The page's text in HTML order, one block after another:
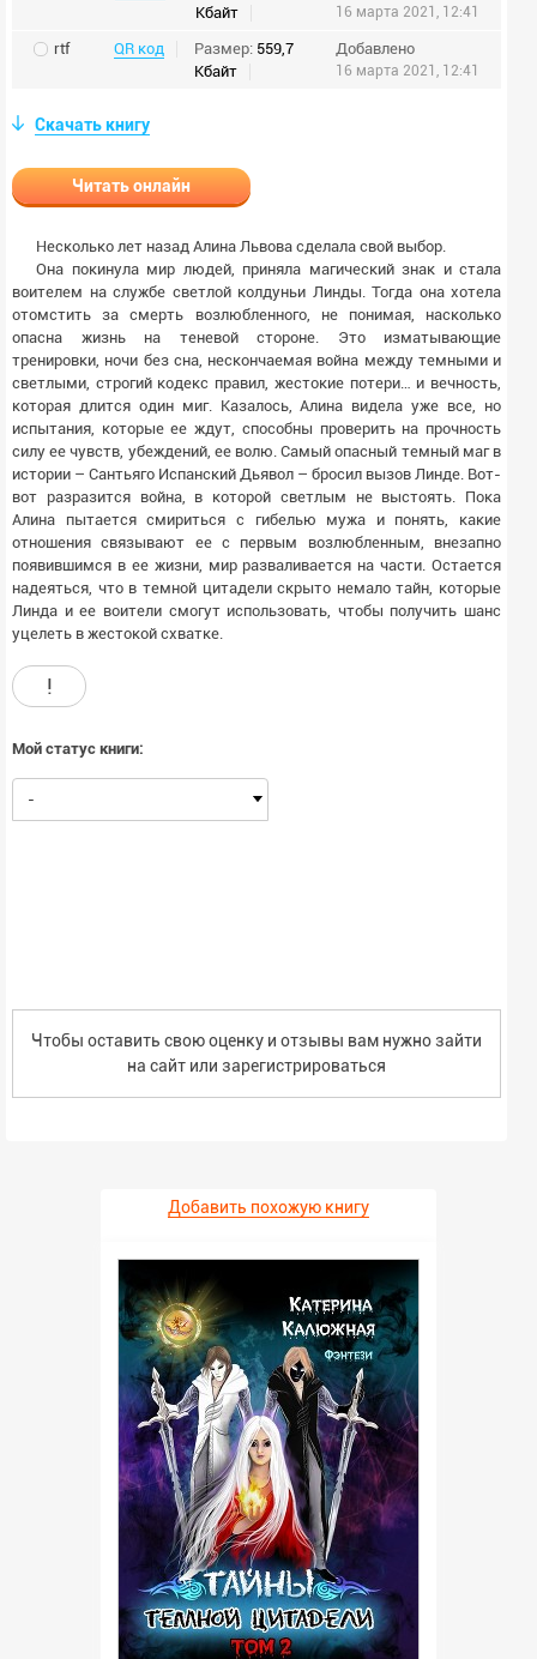
Кбайт
16 марта 2021, 12:41
rtf QR код Размер: 559,7
Кбайт
Добавлено
16 марта 2021, 12:41
Скачать книгу
Читать онлайн
Несколько лет назад Алина Львова сделала свой выбор.
Она покинула мир людей, приняла магический знак и стала
воителем на службе светлой колдуньи Линды. Тогда она хотела
отомстить за смерть возлюбленного, не понимая, насколько
опасна жизнь на теневой стороне. Это изматывающие
тренировки, ночи без сна, нескончаемая война между темными и
светлыми, строгий кодекс правил, жестокие потери… и вечность,
которая длится один миг. Казалось, Алина видела уже все, но
испытания, которые ее ждут, способны проверить на прочность
силу ее чувств, убеждений, ее волю. Самый опасный темный маг в
истории – Сантьяго Испанский Дьявол – бросил вызов Линде. Вот-
вот разразится война, в которой светлым не выстоять. Пока
Алина пытается смириться с гибелью мужа и понять, какие
отношения связывают ее с первым возлюбленным, внезапно
появившимся в ее жизни, мир разваливается на части. Остается
надеяться, что в темной цитадели скрыто немало тайн, которые
Линда и ее воители смогут использовать, чтобы получить шанс
уцелеть в жестокой схватке.
!
Мой статус книги:
-
Чтобы оставить свою оценку и отзывы вам нужно зайти
на сайт или зарегистрироваться
Добавить похожую книгу